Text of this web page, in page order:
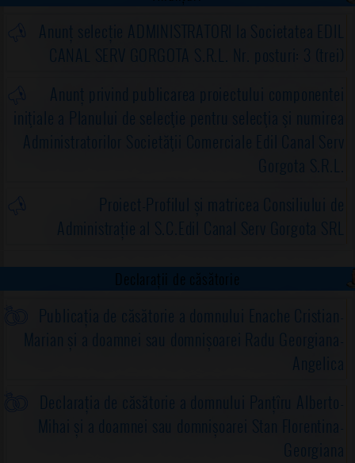
parcări și rigole betonate pentru scurgerea apei
în comuna Gorgota"
Anunț selecție ADMINISTRATORI la Societatea EDIL
CANAL SERV GORGOTA S.R.L. Nr. posturi: 3 (trei)
Anunț privind publicarea proiectului componentei
iniţiale a Planului de selecţie pentru selecţia şi numirea
Administratorilor Societăţii Comerciale Edil Canal Serv
Gorgota S.R.L.
Proiect-Profilul și matricea Consiliului de
Administrație al S.C.Edil Canal Serv Gorgota SRL
Declarații de căsătorie
Publicația de căsătorie a domnului Enache Cristian-
Marian și a doamnei sau domnișoarei Radu Georgiana-
Angelica
Declarația de căsătorie a domnului Panțîru Alberto-
Mihai și a doamnei sau domnișoarei Stan Florentina-
Georgiana